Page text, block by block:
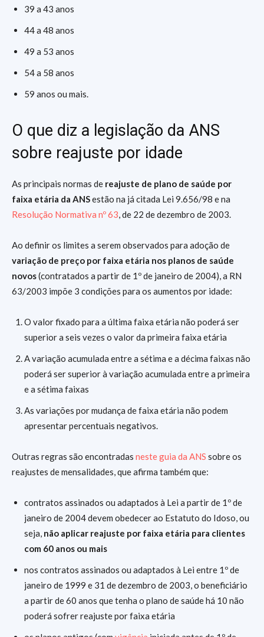
39 a 43 anos
44 a 48 anos
49 a 53 anos
54 a 58 anos
59 anos ou mais.
O que diz a legislação da ANS
sobre reajuste por idade
As principais normas de reajuste de plano de saúde por
faixa etária da ANSestão na já citada Lei 9.656/98 e na
Resolução Normativa nº 63, de 22 de dezembro de 2003.
Ao definir os limites a serem observados para adoção de
variação de preço por faixa etária nos planos de saúde
novos(contratados a partir de 1º de janeiro de 2004), a RN
63/2003 impõe 3 condições para os aumentos por idade:
O valor fixado para a última faixa etária não poderá ser
superior a seis vezes o valor da primeira faixa etária
A variação acumulada entre a sétima e a décima faixas não
poderá ser superior à variação acumulada entre a primeira
e a sétima faixas
As variações por mudança de faixa etária não podem
apresentar percentuais negativos.
Outras regras são encontradas neste guia da ANS sobre os
reajustes de mensalidades, que afirma também que:
contratos assinados ou adaptados à Lei a partir de 1º de
janeiro de 2004 devem obedecer ao Estatuto do Idoso, ou
seja, não aplicar reajuste por faixa etária para clientes
com 60 anos ou mais
nos contratos assinados ou adaptados à Lei entre 1º de
janeiro de 1999 e 31 de dezembro de 2003, o beneficiário
a partir de 60 anos que tenha o plano de saúde há 10 não
poderá sofrer reajuste por faixa etária